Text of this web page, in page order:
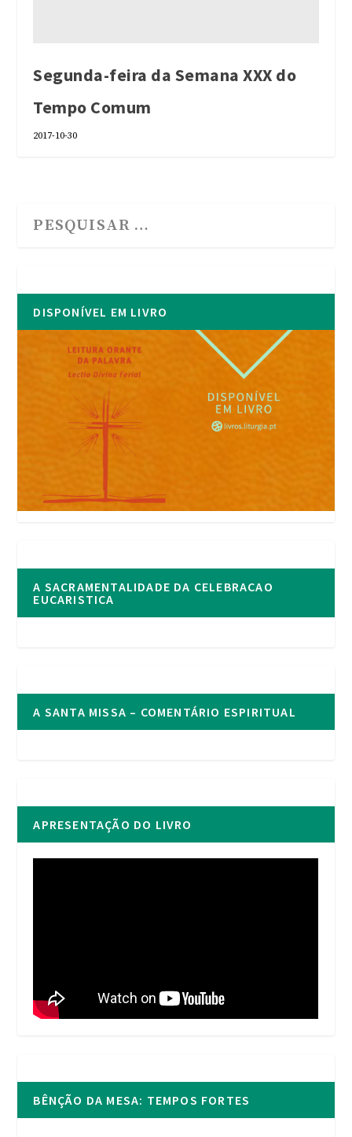
Segunda-feira da Semana XXX do
Tempo Comum
2017-10-30
DISPONÍVEL EM LIVRO
A SACRAMENTALIDADE DA CELEBRACAO
EUCARISTICA
A SANTA MISSA – COMENTÁRIO ESPIRITUAL
APRESENTAÇÃO DO LIVRO
BÊNÇÃO DA MESA: TEMPOS FORTES